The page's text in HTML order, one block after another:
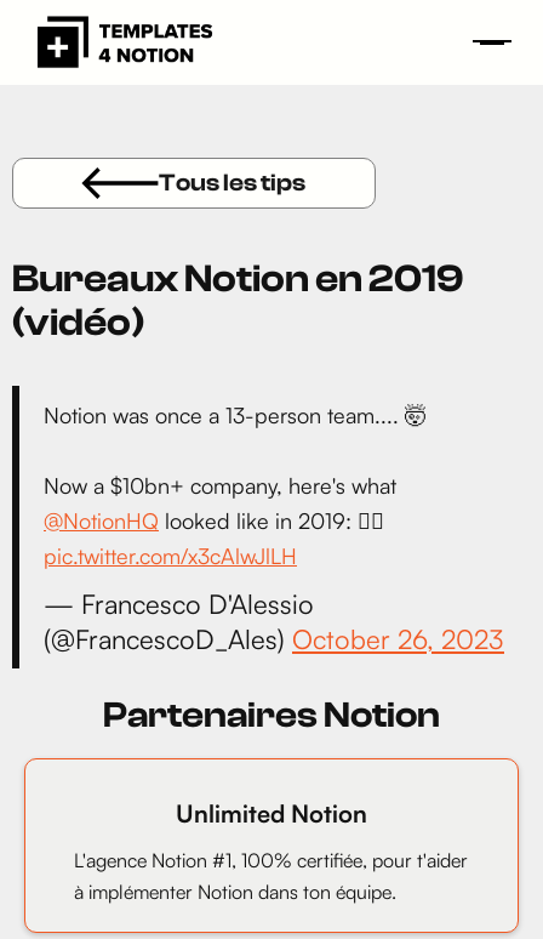
Tous les tips
Bureaux Notion en 2019
(vidéo)
Notion was once a 13-person team.... 🤯
Now a $10bn+ company, here's what
@NotionHQ looked like in 2019: 👇🏼
pic.twitter.com/x3cAlwJlLH
— Francesco D'Alessio
(@FrancescoD_Ales) October 26, 2023
Partenaires Notion
Unlimited Notion
L'agence Notion #1, 100% certifiée, pour t'aider
à implémenter Notion dans ton équipe.